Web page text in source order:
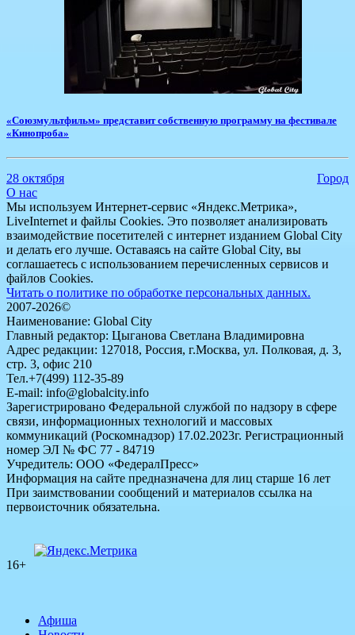
​«Союзмультфильм» представит собственную программу на фестивале
«Кинопроба»
28 октября
Город
О нас
Мы используем Интернет-сервис «Яндекс.Метрика»,
LiveInternet и файлы Cookies. Это позволяет анализировать
взаимодействие посетителей с интернет изданием Global City
и делать его лучше. Оставаясь на сайте Global City, вы
соглашаетесь с использованием перечисленных сервисов и
файлов Cookies.
Читать о политике по обработке персональных данных.
2007-2026©
Наименование: Global City
Главный редактор: Цыганова Светлана Владимировна
Адрес редакции: 127018, Россия, г.Москва, ул. Полковая, д. 3,
стр. 3, офис 210
Тел.+7(499) 112-35-89
E-mail: info@globalcity.info
Зарегистрировано Федеральной службой по надзору в сфере
связи, информационных технологий и массовых
коммуникаций (Роскомнадзор) 17.02.2023г. Регистрационный
номер ЭЛ № ФС 77 - 84719
Учредитель: ООО «ФедералПресс»
Информация на сайте предназначена для лиц старше 16 лет
При заимствовании сообщений и материалов ссылка на
первоисточник обязательна.
16+
Афиша